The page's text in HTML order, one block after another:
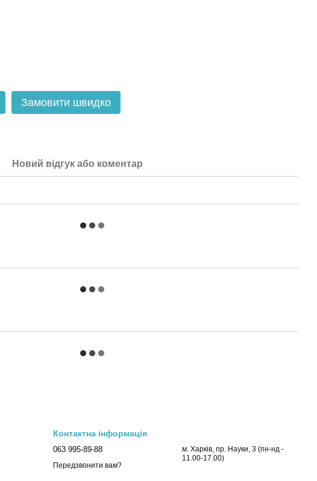
Замовити швидко
Новий відгук або коментар
Контактна інформація
063 995-89-88
Передзвонити вам?
м. Харків, пр. Науки, 3 (пн-нд -
11.00-17.00)